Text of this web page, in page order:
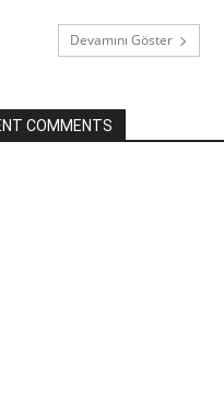
Devamını Göster
COMMENTS